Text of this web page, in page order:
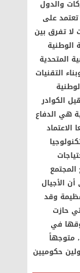
والدول
تعتمد على
لا تفرق بين
المتحدية
وبناء التقنيات
الكوادر
هي الدفاع
الاعتماد
الأجيال
وقد
حازت
في
متوجهاً
حكوميين